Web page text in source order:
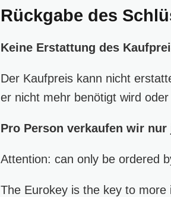
Rückgabe des
Keine Erstattung des
Der Kaufpreis kann nicht
er nicht mehr benötigt wird
Pro Person verkaufen wir nur
Attention: can only be ordered
The Eurokey is the key to more